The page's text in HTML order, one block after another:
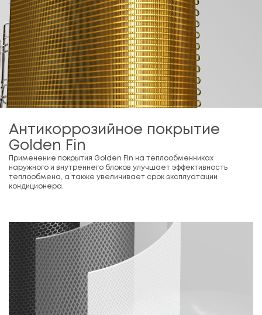
Антикоррозийное покрытие
Golden Fin
Применение покрытия Golden Fin на теплообменниках
наружного и внутреннего блоков улучшает эффективность
теплообмена, а также увеличивает срок эксплуатации
кондиционера.